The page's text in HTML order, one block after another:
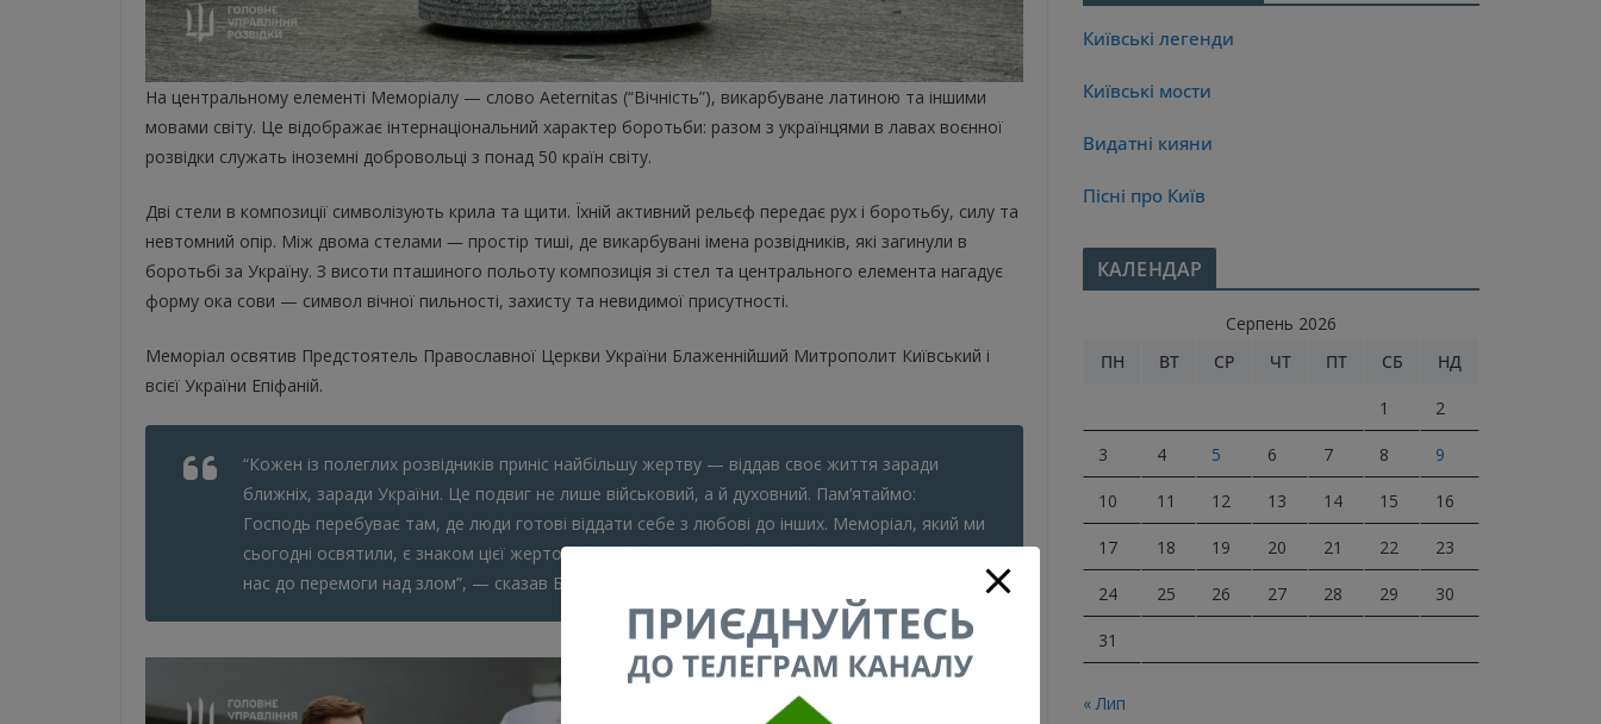
На центральному елементі Меморіалу — слово Aeternitas (“Вічність”), викарбуване латиною та іншими
мовами світу. Це відображає інтернаціональний характер боротьби: разом з українцями в лавах воєнної
розвідки служать іноземні добровольці з понад 50 країн світу.
Дві стели в композиції символізують крила та щити. Їхній активний рельєф передає рух і боротьбу, силу та
невтомний опір. Між двома стелами ― простір тиші, де викарбувані імена розвідників, які загинули в
боротьбі за Україну. З висоти пташиного польоту композиція зі стел та центрального елемента нагадує
форму ока сови — символ вічної пильності, захисту та невидимої присутності.
Меморіал освятив Предстоятель Православної Церкви України Блаженнійший Митрополит Київський і
всієї України Епіфаній.
“Кожен із полеглих розвідників приніс найбільшу жертву — віддав своє життя заради
ближніх, заради України. Це подвиг не лише військовий, а й духовний. Пам’ятаймо:
Господь перебуває там, де люди готові віддати себе з любові до інших. Меморіал, який ми
сьогодні освятили, є знаком цієї жертовної любові, а також незламної сили духу, яка веде
нас до перемоги над злом”, — сказав Блаженнійший Епіфаній.
Київські легенди
Київські мости
Видатні кияни
Пісні про Київ
КАЛЕНДАР
Серпень 2026
ПН
ВТ СР ЧТ ПТ СБ НД
1 2
3 4 5 6 7 8 9
10 11 12 13 14 15 16
17 18 19 20 21 22 23
24 25 26 27 28 29 30
31
« Лип